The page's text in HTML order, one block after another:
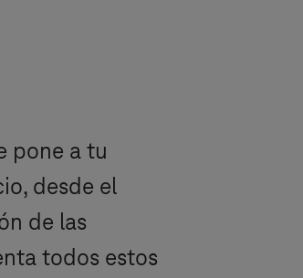
pone a tu
desde el
de las
todos estos